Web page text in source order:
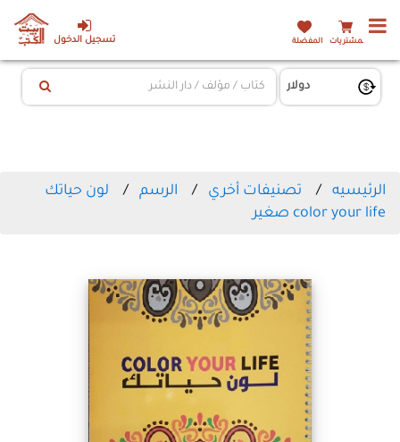
تسجيل الدخول المشتريات المفضلة
الرئيسيه تصنيفات أخري الرسم
لون حياتك
color your life صغير